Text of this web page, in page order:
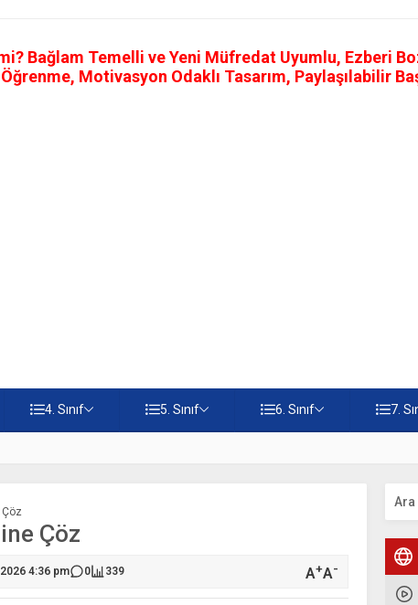
Bağlam Temelli ve Yeni Müfredat Uyumlu, Ezberi
Öğrenme, Motivasyon Odaklı Tasarım, Paylaşılabilir
4. Sınıf 5. Sınıf 6. Sınıf 7.
Çöz
4:36 pm 0 339 A+A-